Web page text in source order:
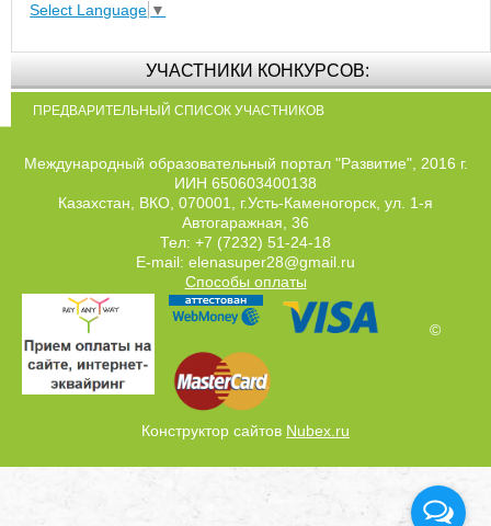
Select Language ▼
УЧАСТНИКИ КОНКУРСОВ:
ПРЕДВАРИТЕЛЬНЫЙ СПИСОК УЧАСТНИКОВ
Международный образовательный портал "Развитие", 2016 г.
ИИН 650603400138
Казахстан, ВКО, 070001, г.Усть-Каменогорск, ул. 1-я
Автогаражная, 36
Тел: +7 (7232) 51-24-18
E-mail: elenasuper28@gmail.ru
Способы оплаты
©
Конструктор сайтов Nubex.ru